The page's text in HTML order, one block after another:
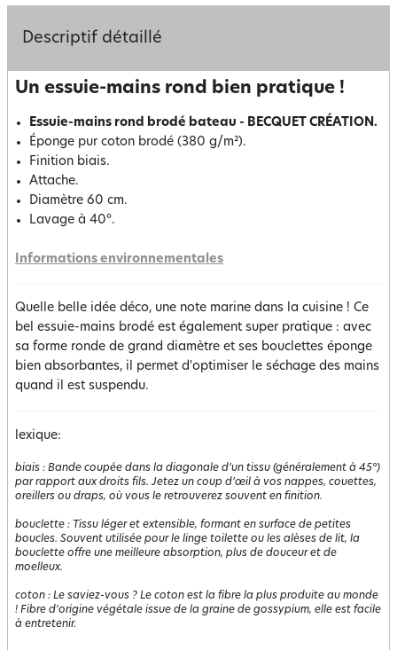
Descriptif détaillé
Un essuie-mains rond bien pratique !
Essuie-mains rond brodé bateau - BECQUET CRÉATION.
Éponge pur coton brodé (380 g/m²).
Finition biais.
Attache.
Diamètre 60 cm.
Lavage à 40°.
Informations environnementales
Quelle belle idée déco, une note marine dans la cuisine ! Ce
bel essuie-mains brodé est également super pratique : avec
sa forme ronde de grand diamètre et ses bouclettes éponge
bien absorbantes, il permet d'optimiser le séchage des mains
quand il est suspendu.
lexique:
biais : Bande coupée dans la diagonale d’un tissu (généralement à 45°)
par rapport aux droits fils. Jetez un coup d’œil à vos nappes, couettes,
oreillers ou draps, où vous le retrouverez souvent en finition.
bouclette : Tissu léger et extensible, formant en surface de petites
boucles. Souvent utilisée pour le linge toilette ou les alèses de lit, la
bouclette offre une meilleure absorption, plus de douceur et de
moelleux.
coton : Le saviez-vous ? Le coton est la fibre la plus produite au monde
! Fibre d'origine végétale issue de la graine de gossypium, elle est facile
à entretenir.